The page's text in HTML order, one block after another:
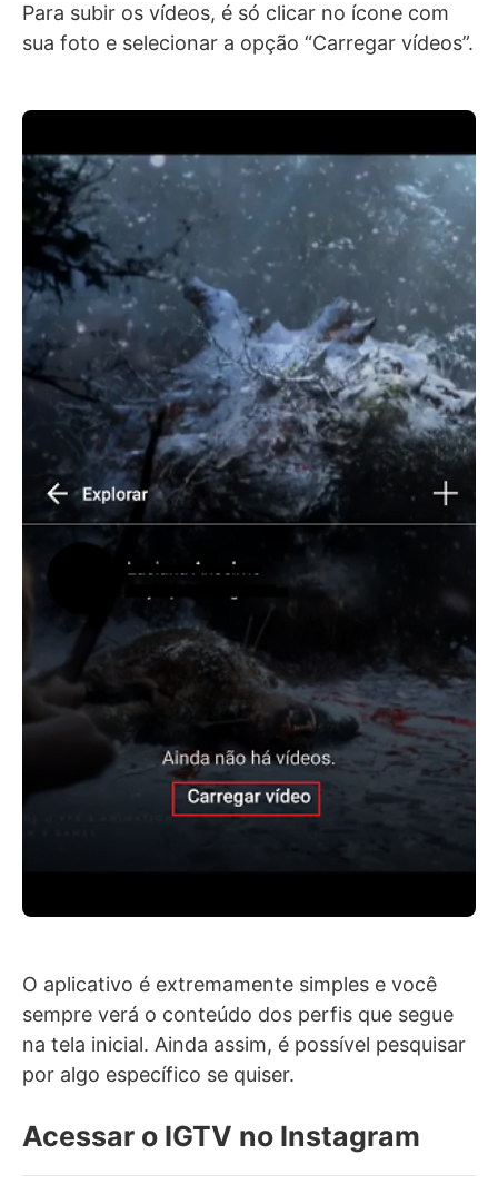
Para subir os vídeos, é só clicar no ícone com
sua foto e selecionar a opção “Carregar vídeos”.
O aplicativo é extremamente simples e você
sempre verá o conteúdo dos perfis que segue
na tela inicial. Ainda assim, é possível pesquisar
por algo específico se quiser.
Acessar o IGTV no Instagram